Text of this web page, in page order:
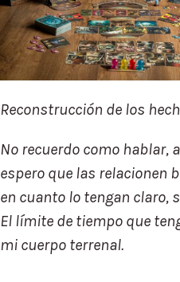
Reconstrucción de los
No recuerdo como hablar,
espero que las relacionen
en cuanto lo tengan claro,
El límite de tiempo que
mi cuerpo terrenal.